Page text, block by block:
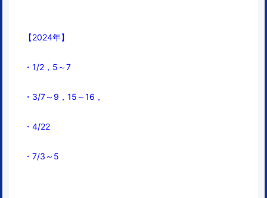
【2024年】
・1/2，5～7
・3/7～9，15～16，
・4/22
・7/3 ～5